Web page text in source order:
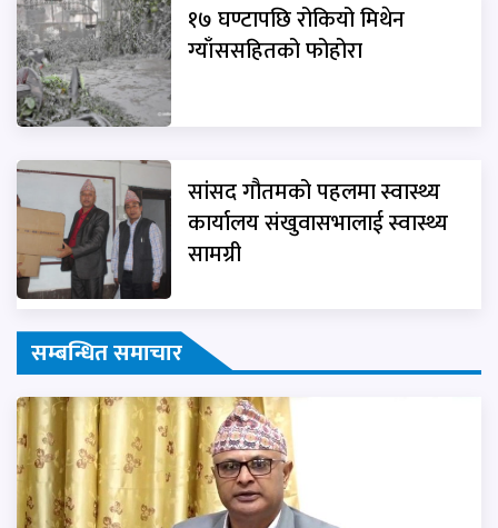
१७ घण्टापछि रोकियो मिथेन
ग्याँससहितको फोहोरा
सांसद गौतमको पहलमा स्वास्थ्य
कार्यालय संखुवासभालाई स्वास्थ्य
सामग्री
सम्बन्धित समाचार